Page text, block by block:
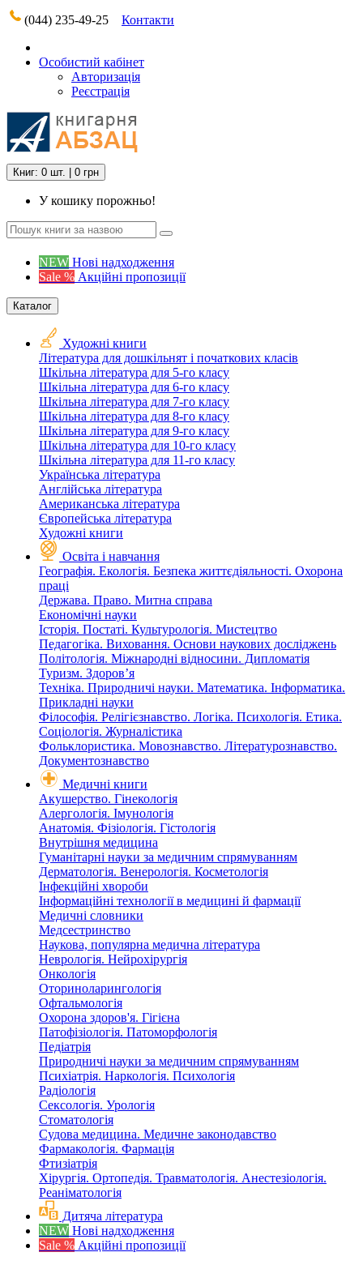
(044) 235-49-25 Контакти
Особистий кабінет
Авторизація
Реєстрація
Книг: 0 шт. | 0 грн
У кошику порожньо!
NEW Нові надходження
Sale % Акційні пропозиції
Каталог
Художні книги
Література для дошкільнят і початкових класів
Шкільна література для 5-го класу
Шкільна література для 6-го класу
Шкільна література для 7-го класу
Шкільна література для 8-го класу
Шкільна література для 9-го класу
Шкільна література для 10-го класу
Шкільна література для 11-го класу
Українська література
Англійська література
Американська література
Європейська література
Художні книги
Освіта і навчання
Географія. Екологія. Безпека життєдіяльності. Охорона
праці
Держава. Право. Митна справа
Економічні науки
Історія. Постаті. Культурологія. Мистецтво
Педагогіка. Виховання. Основи наукових досліджень
Політологія. Міжнародні відносини. Дипломатія
Туризм. Здоров’я
Техніка. Природничі науки. Математика. Інформатика.
Прикладні науки
Філософія. Релігієзнавство. Логіка. Психологія. Етика.
Соціологія. Журналістика
Фольклористика. Мовознавство. Літературознавство.
Документознавство
Медичні книги
Акушерство. Гінекологія
Алергологія. Імунологія
Анатомія. Фізіологія. Гістологія
Внутрішня медицина
Гуманітарні науки за медичним спрямуванням
Дерматологія. Венерологія. Косметологія
Інфекційні хвороби
Інформаційні технології в медицині й фармації
Медичні словники
Медсестринство
Наукова, популярна медична література
Неврологія. Нейрохірургія
Онкологія
Оториноларингологія
Офтальмологія
Охорона здоров'я. Гігієна
Патофізіологія. Патоморфологія
Педіатрія
Природничі науки за медичним спрямуванням
Психіатрія. Наркологія. Психологія
Радіологія
Сексологія. Урологія
Стоматологія
Судова медицина. Медичне законодавство
Фармакологія. Фармація
Фтизіатрія
Хірургія. Ортопедія. Травматологія. Анестезіологія.
Реаніматологія
Дитяча література
NEW Нові надходження
Sale % Акційні пропозиції